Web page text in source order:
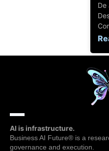
De
AI is infrastructure.
Business AI Future® is a
governance and execution.